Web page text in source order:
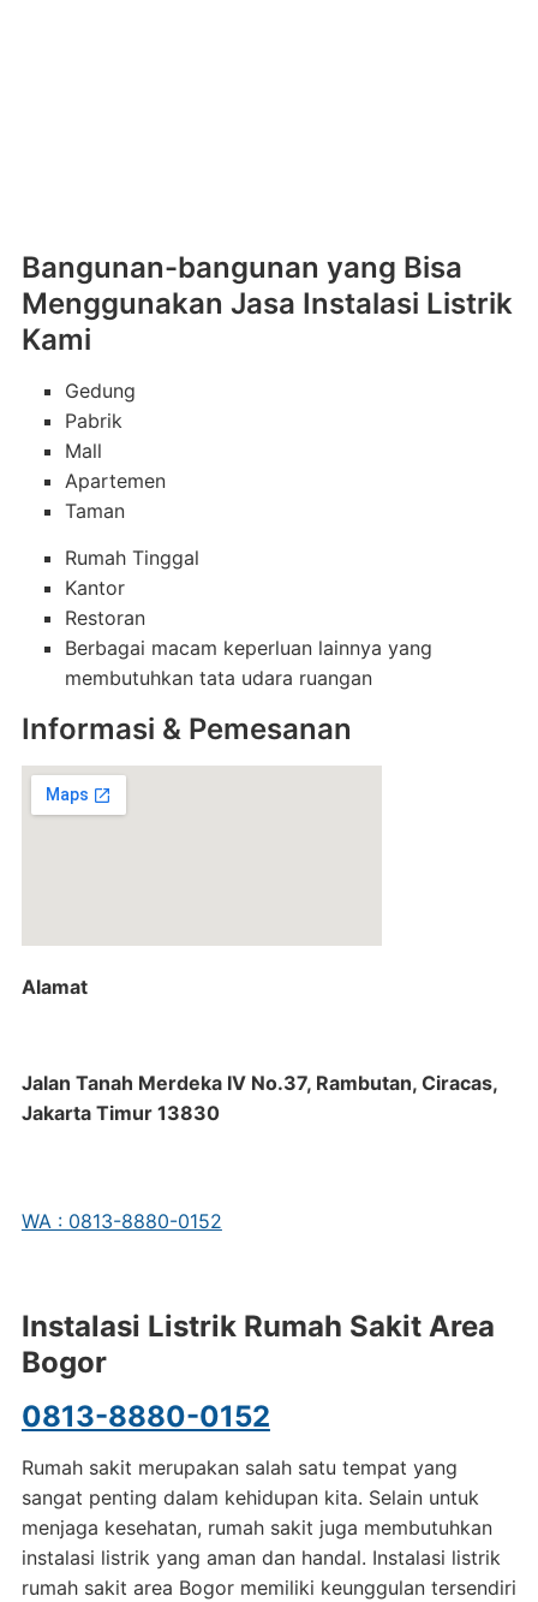
Bangunan-bangunan yang Bisa
Menggunakan Jasa Instalasi Listrik
Kami
Gedung
Pabrik
Mall
Apartemen
Taman
Rumah Tinggal
Kantor
Restoran
Berbagai macam keperluan lainnya yang
membutuhkan tata udara ruangan
Informasi & Pemesanan
Alamat
Jalan Tanah Merdeka IV No.37, Rambutan, Ciracas,
Jakarta Timur 13830
WA : 0813-8880-0152
Instalasi Listrik Rumah Sakit Area
Bogor
0813-8880-0152
Rumah sakit merupakan salah satu tempat yang
sangat penting dalam kehidupan kita. Selain untuk
menjaga kesehatan, rumah sakit juga membutuhkan
instalasi listrik yang aman dan handal. Instalasi listrik
rumah sakit area Bogor memiliki keunggulan tersendiri